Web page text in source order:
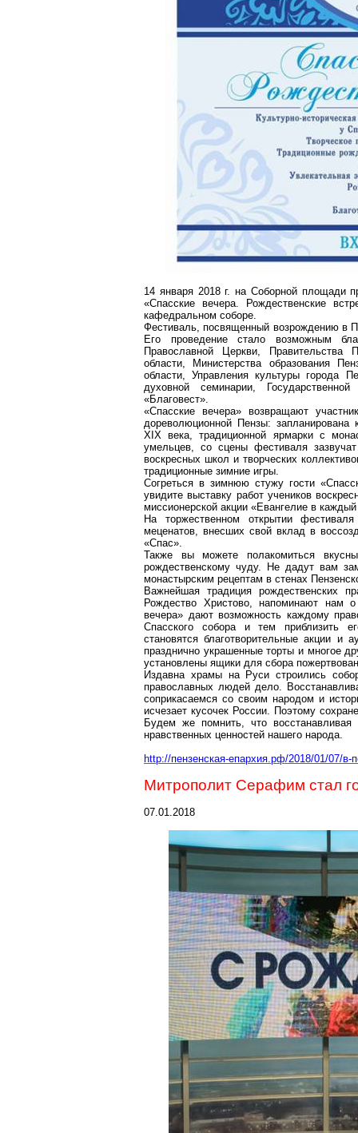
14 января 2018 г. на Соборной площади
«Спасские вечера. Рождественские
кафедральном соборе.
Фестиваль, посвященный возрождению в
Его проведение стало возможным
Православной Церкви, Правительства
области, Министерства образования
области, Управления культуры города
духовной семинарии,
«Благовест».
«Спасские вечера» возвращают
дореволюционной Пензы: запланирована
XIX века, традиционной ярмарки с
умельцев, со сцены фестиваля
воскресных школ и творческих
традиционные зимние игры.
Согреться в зимнюю стужу гости
увидите выставку работ учеников
миссионерской акции «Евангелие в
На торжественном открытиифестиваля
меценатов, внесших свой вклад в
«Спас».
Также вы можете полакомиться
рождественскому чуду. Не дадут вам
монастырским рецептам в стенах
Важнейшая традиция рождественских
Рождество Христово, напоминают нам
вечера» дают возможность каждому
Спасского собора и тем приблизить
становятся благотворительные акции и
празднично украшенные торты и многое
установлены ящики для сбора
Издавна храмы на Руси строились
православных людей дело.
соприкасаемся со своим народом и
исчезает кусочек России. Поэтому
Будем же помнить,что
нравственных ценностей нашего народа.
http://пензенская-епархия.рф/2018/01/07/в-
Митрополит Серафим стал
07.01.2018